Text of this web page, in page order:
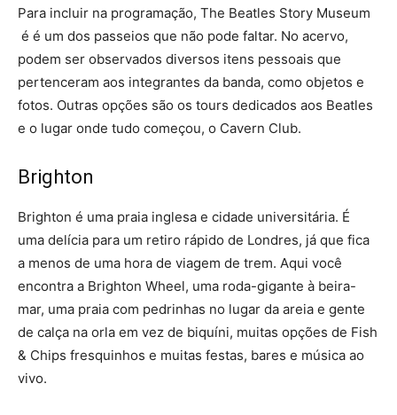
Para incluir na programação, The Beatles Story Museum
é é um dos passeios que não pode faltar. No acervo,
podem ser observados diversos itens pessoais que
pertenceram aos integrantes da banda, como objetos e
fotos. Outras opções são os tours dedicados aos Beatles
e o lugar onde tudo começou, o Cavern Club.
Brighton
Brighton é uma praia inglesa e cidade universitária. É
uma delícia para um retiro rápido de Londres, já que fica
a menos de uma hora de viagem de trem. Aqui você
encontra a Brighton Wheel, uma roda-gigante à beira-
mar, uma praia com pedrinhas no lugar da areia e gente
de calça na orla em vez de biquíni, muitas opções de Fish
& Chips fresquinhos e muitas festas, bares e música ao
vivo.